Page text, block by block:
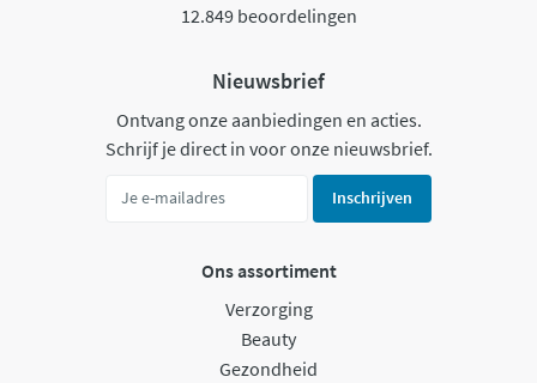
12.849 beoordelingen
Nieuwsbrief
Ontvang onze aanbiedingen en acties.
Schrijf je direct in voor onze nieuwsbrief.
Inschrijven
Ons assortiment
Verzorging
Beauty
Gezondheid